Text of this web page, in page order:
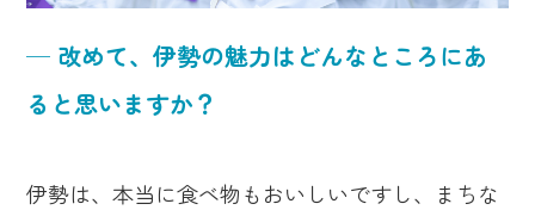
─ 改めて、伊勢の魅力はどんなところにあ
ると思いますか？
伊勢は、本当に食べ物もおいしいですし、まちな